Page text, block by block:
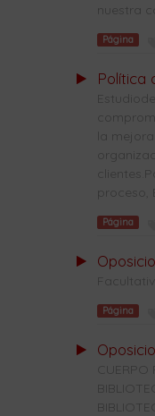
nuestra
Página
Política
la
proceso,
Página
Página